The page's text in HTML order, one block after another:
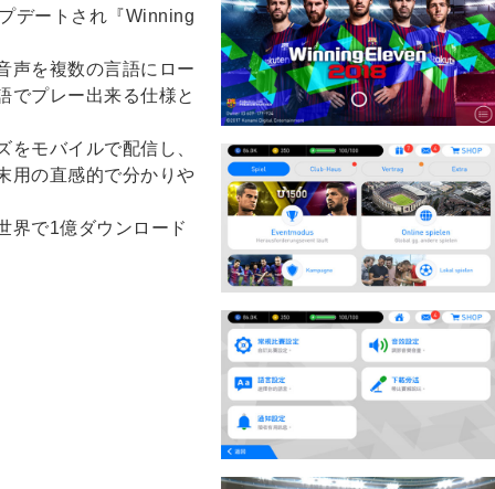
デートされ『Winning
声を複数の言語にロー
でプレー出来る仕様と
モバイルで配信し、
用の直感的で分かりや
界で1億ダウンロード